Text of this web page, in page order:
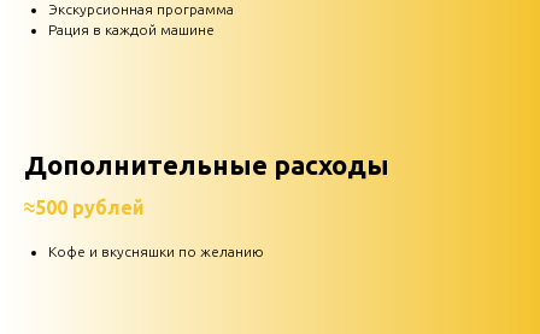
Экскурсионная программа
Рация в каждой машине
Дополнительные расходы
≈500 рублей
Кофе и вкусняшки по желанию